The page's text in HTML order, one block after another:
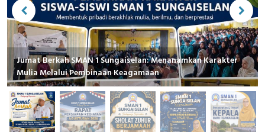
Jumat Berkah SMAN 1 Sungaiselan: Menanamkan Karakter
Mulia Melalui Pembinaan Keagamaan